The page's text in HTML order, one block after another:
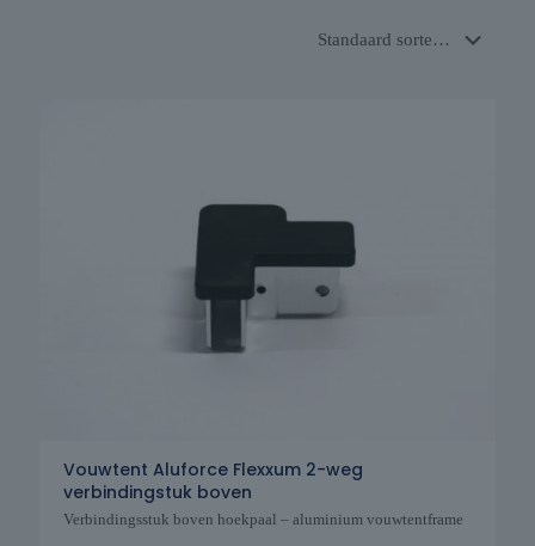
Vouwtent Aluforce Flexxum 2-weg
verbindingstuk boven
Verbindingsstuk boven hoekpaal – aluminium vouwtentframe